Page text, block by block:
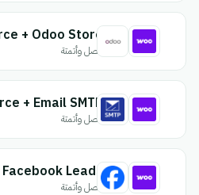
+ Odoo Store
اتصل وأتمتة
+ Email SMTP
اتصل وأتمتة
Leads
اتصل وأتمتة